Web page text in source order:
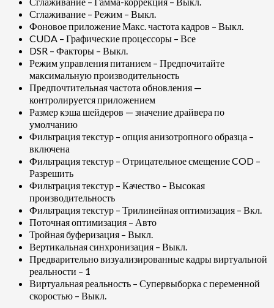
Сглаживание – Режим – Выкл.
Фоновое приложение Макс. частота кадров – Выкл.
CUDA – Графические процессоры – Все
DSR – Факторы – Выкл.
Режим управления питанием – Предпочитайте
максимальную производительность
Предпочтительная частота обновления —
контролируется приложением
Размер кэша шейдеров — значение драйвера по
умолчанию
Фильтрация текстур – опция анизотропного образца –
включена
Фильтрация текстур – Отрицательное смещение COD –
Разрешить
Фильтрация текстур – Качество – Высокая
производительность
Фильтрация текстур – Трилинейная оптимизация – Вкл.
Поточная оптимизация – Авто
Тройная буферизация – Выкл.
Вертикальная синхронизация – Выкл.
Предварительно визуализированные кадры виртуальной
реальности – 1
Виртуальная реальность – Супервыборка с переменной
скоростью – Выкл.